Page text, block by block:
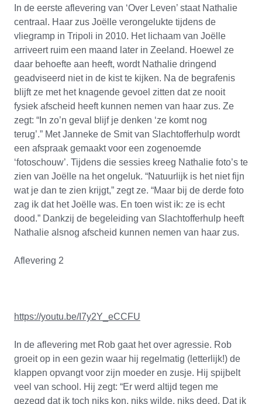
In de eerste aflevering van ‘Over Leven’ staat Nathalie
centraal. Haar zus Joëlle verongelukte tijdens de
vliegramp in Tripoli in 2010. Het lichaam van Joëlle
arriveert ruim een maand later in Zeeland. Hoewel ze
daar behoefte aan heeft, wordt Nathalie dringend
geadviseerd niet in de kist te kijken. Na de begrafenis
blijft ze met het knagende gevoel zitten dat ze nooit
fysiek afscheid heeft kunnen nemen van haar zus. Ze
zegt: “In zo’n geval blijf je denken ‘ze komt nog
terug’.” Met Janneke de Smit van Slachtofferhulp wordt
een afspraak gemaakt voor een zogenoemde
‘fotoschouw’. Tijdens die sessies kreeg Nathalie foto’s te
zien van Joëlle na het ongeluk. “Natuurlijk is het niet fijn
wat je dan te zien krijgt,” zegt ze. “Maar bij de derde foto
zag ik dat het Joëlle was. En toen wist ik: ze is echt
dood.” Dankzij de begeleiding van Slachtofferhulp heeft
Nathalie alsnog afscheid kunnen nemen van haar zus.
Aflevering 2
https://youtu.be/I7y2Y_eCCFU
In de aflevering met Rob gaat het over agressie. Rob
groeit op in een gezin waar hij regelmatig (letterlijk!) de
klappen opvangt voor zijn moeder en zusje. Hij spijbelt
veel van school. Hij zegt: “Er werd altijd tegen me
gezegd dat ik toch niks kon, niks wilde, niks deed. Dat ik